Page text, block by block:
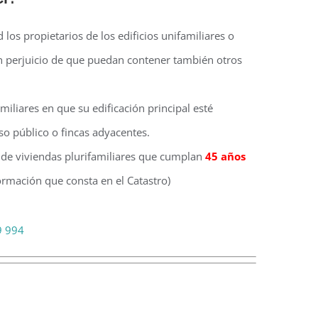
propietarios de los edificios unifamiliares o
de que puedan contener también otros
en que su edificación principal esté
público o fincas adyacentes.
viviendas plurifamiliares que cumplan45 años
que consta en el Catastro)
994